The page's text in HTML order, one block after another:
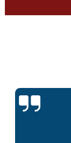
instalação de
instalação de
serviço de instalação